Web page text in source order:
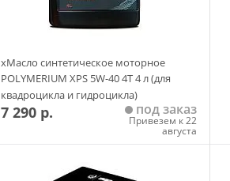
xМасло синтетическое моторное
POLYMERIUM XPS 5W-40 4T 4 л (для
квадроцикла и гидроцикла)
7 290 р. под заказ
Привезем к 22
августа
Добавить в корзину